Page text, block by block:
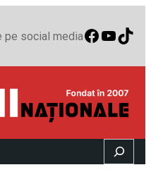
pe social media
Search